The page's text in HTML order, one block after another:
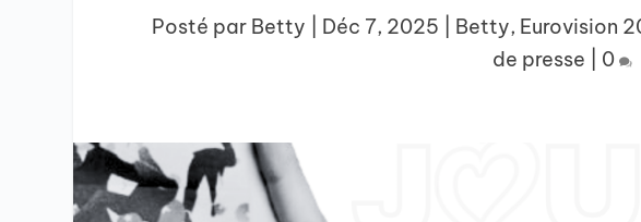
Posté par Betty Déc 7, 2025 Betty, Eurovision
de presse
0